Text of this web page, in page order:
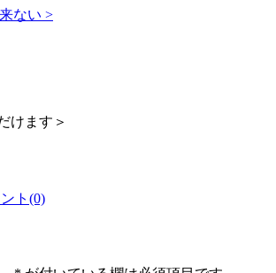
ない >
けます＞
ト(0)